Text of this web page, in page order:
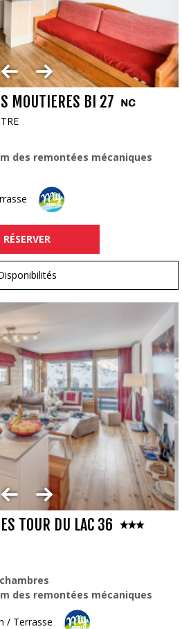
MOUTIERES BI 27
m des remontées mécaniques
RÉSERVER
TOUR DU LAC 36
m des remontées mécaniques
/ Terrasse